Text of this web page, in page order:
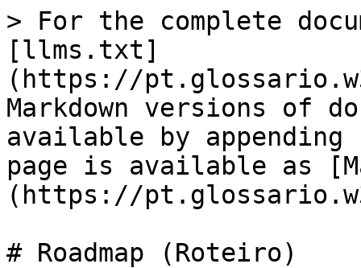
> For the complete
[llms.txt]
(https://
Markdown versions of
available by
page is available as
(https://
# Roadmap (Roteiro)